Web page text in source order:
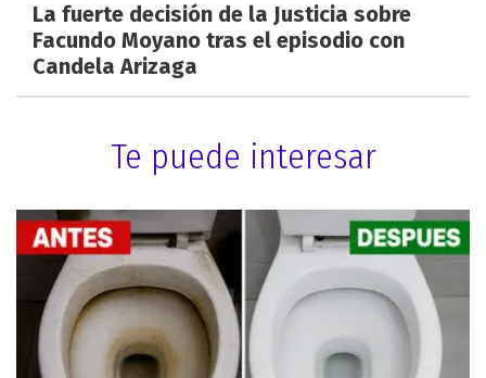
La fuerte decisión de la Justicia sobre
Facundo Moyano tras el episodio con
Candela Arizaga
Te puede interesar